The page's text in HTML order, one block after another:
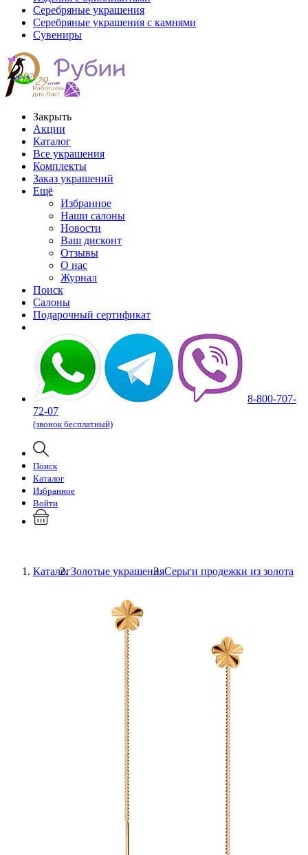
Серебряные украшения
Серебряные украшения с камнями
Сувениры
Закрыть
Акции
Каталог
Все украшения
Комплекты
Заказ украшений
Ещё
Избранное
Наши салоны
Новости
Ваш дисконт
Отзывы
О нас
Журнал
Поиск
Салоны
Подарочный сертификат
8-800-707-
72-07
(звонок бесплатный)
Поиск
Каталог
Избранное
Войти
КаталогЗолотые украшенияСерьги продежки из золота